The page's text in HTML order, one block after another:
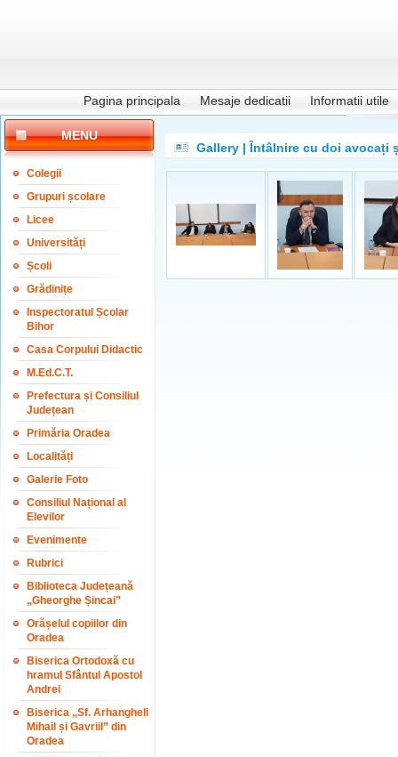
Pagina principala Mesaje dedicatii Informatii utile
MENU
Colegii
Grupuri școlare
Licee
Universități
Școli
Grădinițe
Inspectoratul Școlar
Bihor
Casa Corpului Didactic
M.Ed.C.T.
Prefectura și Consiliul
Județean
Primăria Oradea
Localități
Galerie Foto
Consiliul Național al
Elevilor
Evenimente
Rubrici
Biblioteca Județeană
„Gheorghe Șincai”
Orășelul copiilor din
Oradea
Biserica Ortodoxă cu
hramul Sfântul Apostol
Andrei
Biserica ,,Sf. Arhangheli
Mihail și Gavriil” din
Oradea
Gallery | Întâlnire cu doi avocați